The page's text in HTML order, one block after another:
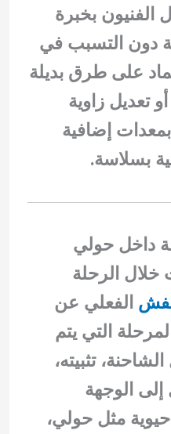
الفنيون بخبرة
دون التسبب في
على طرق بديلة
تعديل زاوية
بمعدات إضافية
بسلاسة.
داخل حولي
خلال الرحلة
الفعلي عن
التي يتم
تثبيته،
الوجهة
مثل حولي،